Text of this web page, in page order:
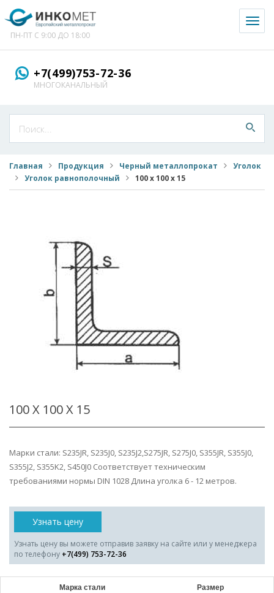
ПН-ПТ С 9:00 ДО 18:00
+7(499)753-72-36
МНОГОКАНАЛЬНЫЙ
Главная Продукция Черный металлопрокат
Уголок
Уголок равнополочный
100 х 100 х 15
100 Х 100 Х 15
Марки стали: S235JR, S235J0, S235J2,S275JR, S275J0, S355JR, S355J0,
S355J2, S355K2, S450J0 Соответствует техническим
требованиями нормы DIN 1028 Длина уголка 6 - 12 метров.
Узнать цену
Узнать цену вы можете отправив заявку на сайте или у менеджера
по телефону +7(499) 753-72-36
Марка стали Размер